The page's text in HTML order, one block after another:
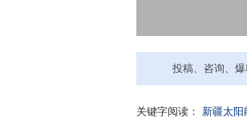
投稿、咨询、
关键字阅读： 新疆太阳